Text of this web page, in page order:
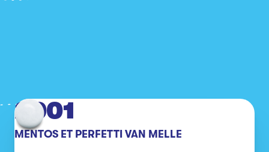
2001
MENTOS ET PERFETTI VAN MELLE